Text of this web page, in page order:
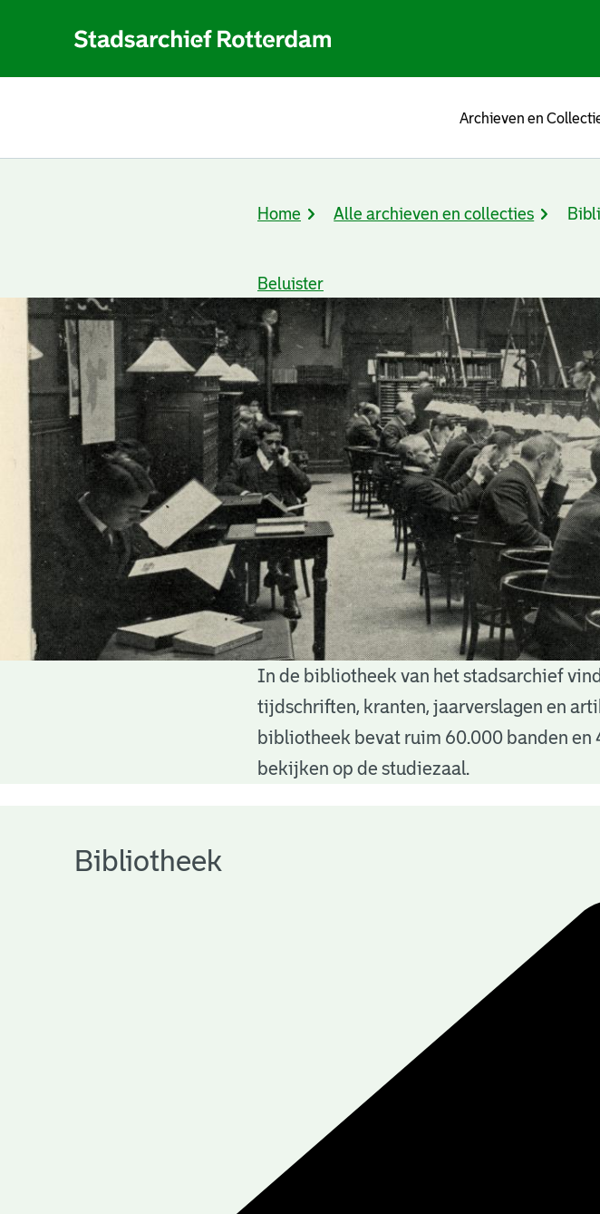
Archieven en
Kruimelpad
Home Alle archieven en collecties
Beluister
In de bibliotheek van het stadsarchief
tijdschriften, kranten, jaarverslagen en
bibliotheek bevat ruim 60.000 banden
bekijken op de studiezaal.
Bibliotheek